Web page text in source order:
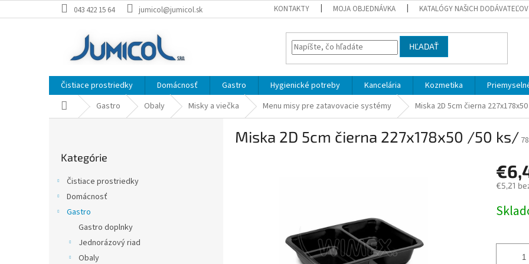
na
043 422 15 64 jumicol@jumicol.sk KONTAKTY MOJA OBJEDNÁVKA KATALÓGY NAŠICH DODÁVATEĽOV
HĽADAŤ
Čistiace prostriedky Domácnosť Gastro Hygienické potreby Kancelária Kozmetika
Domov Gastro Obaly Misky a viečka Menu misy pre zatavovacie systémy Miska 2D 5cm čierna
kategórie
Kategórie
Čistiace prostriedky
Domácnosť
Gastro
Gastro doplnky
Jednorázový riad
Obaly
Miska 2D 5cm čierna 227x178x50 /50 ks/
€5,21
cena: